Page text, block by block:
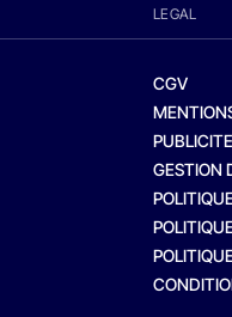
LEGAL
CGV
GESTION